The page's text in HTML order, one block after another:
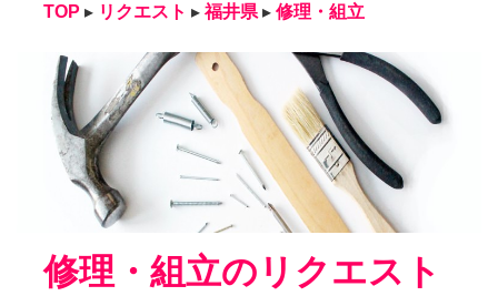
TOP ▸ リクエスト ▸ 福井県 ▸ 修理・組立
修理・組立のリクエスト